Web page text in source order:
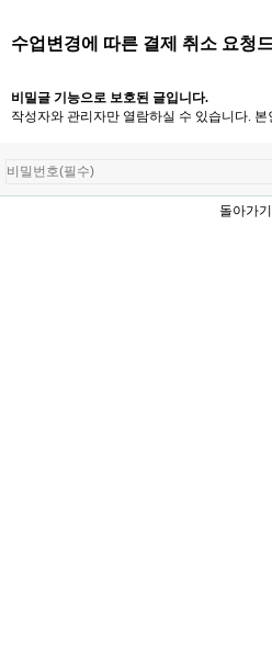
수업변경에 따른 결제 취소 요청
비밀글 기능으로 보호된 글입니다.
작성자와 관리자만 열람하실 수 있습니다.
돌아가기